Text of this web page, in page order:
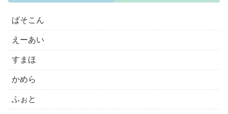
ぱそこん
えーあい
すまほ
かめら
ふぉと